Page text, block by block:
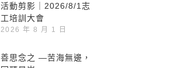
活動剪影｜2026/8/1志
工培訓大會
2026 年 8 月 1 日
善思念之 —苦海無邊，